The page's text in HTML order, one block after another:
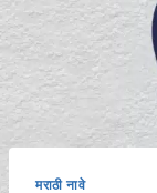
मराठी नावे